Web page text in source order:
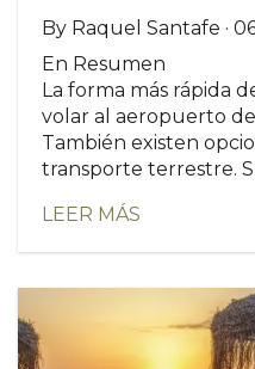
By Raquel Santafe ·
En Resumen
La forma más rápida
volar al aeropuerto de
También existen
transporte terrestre.
LEER MÁS